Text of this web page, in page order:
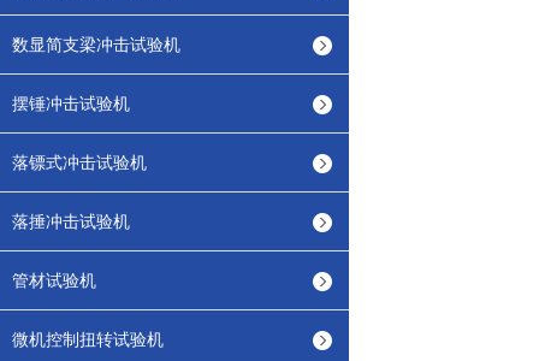
数显简支梁冲击试验机
摆锤冲击试验机
落镖式冲击试验机
落捶冲击试验机
管材试验机
微机控制扭转试验机